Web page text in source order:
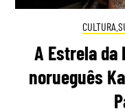
A Estrela da
norueguês